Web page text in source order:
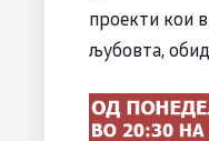
проекти кои
љубовта,